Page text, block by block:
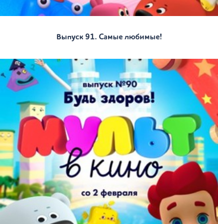
Выпуск 91. Самые любимые!